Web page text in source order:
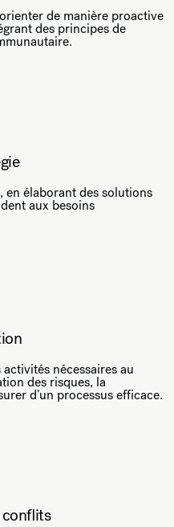
de manière proactive
des principes de
élaborant des solutions
aux besoins
nécessaires au
des risques, la
d’un processus efficace.